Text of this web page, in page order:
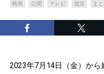
映画 公開 テレビ 放送 ま
2023年7月14日（金）から